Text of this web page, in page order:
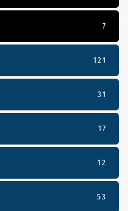
7
121
31
17
12
53